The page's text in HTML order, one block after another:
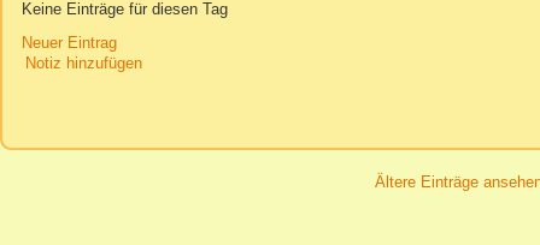
Keine Einträge für diesen Tag
Neuer Eintrag
Notiz hinzufügen
Ältere Einträge